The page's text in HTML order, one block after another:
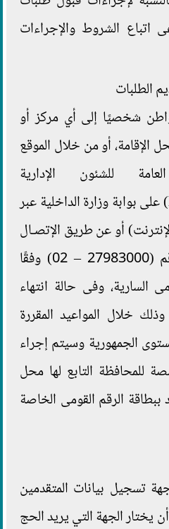
اتباع الشروط والإجراءات
الطلبات
شخصيًا إلى أي مركز أو
أو من خلال الموقع
للشئون الإدارية
(https://hij.moi.gov.eg) على بوابة وزارة الداخلية عبر
أو عن طريق الإتصـال
بالخدمة الصوتية على رقم (27983000 – 02) وفقًا
السارية، وفى حالة انتهاء
خلال المواعيد المقررة
الجمهورية وسيتم إجراء
للمحافظة التابع لها محل
ببطاقة الرقم القومى الخاصة
تسجيل بيانات المتقدمين
الجهة التي يريد الحج